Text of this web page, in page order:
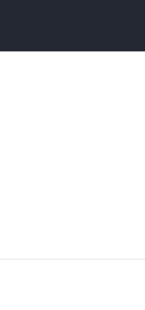
au